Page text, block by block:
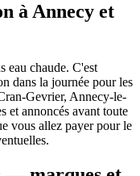
à Annecy et
eau chaude. C'est
dans la journée pour les
Gevrier, Annecy-le-
et annoncés avant toute
vous allez payer pour le